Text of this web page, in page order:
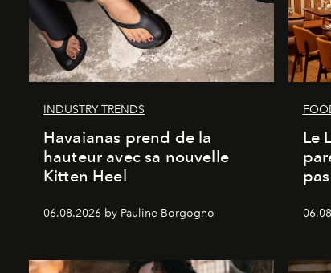
INDUSTRY TRENDS
Havaianas prend de la
hauteur avec sa nouvelle
Kitten Heel
06.08.2026 by Pauline Borgogno
Le